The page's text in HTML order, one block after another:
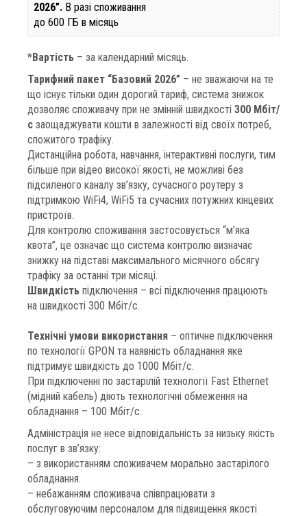
2026”. В разі споживання
до 600 ГБ в місяць
*Вартість – за календарний місяць.
Тарифний пакет “Базовий 2026” – не зважаючи на те
що існує тільки один дорогий тариф, система знижок
дозволяє споживачу при не змінній швидкості 300 Мбіт/
с заощаджувати кошти в залежності від своїх потреб,
спожитого трафіку.
Дистанційна робота, навчання, інтерактивні послуги, тим
більше при відео високої якості, не можливі без
підсиленого каналу зв’язку, сучасного роутеру з
підтримкою WiFi4, WiFi5 та сучасних потужних кінцевих
пристроїв.
Для контролю споживання застосовується “м’яка
квота”, це означає що система контролю визначає
знижку на підставі максимального місячного обсягу
трафіку за останні три місяці.
Швидкість підключення – всі підключення працюють
на швидкості 300 Мбіт/с.
Технічні умови використання – оптичне підключення
по технології GPON та наявність обладнання яке
підтримує швидкість до 1000 Мбіт/с.
При підключенні по застарілій технології Fast Ethernet
(мідний кабель) діють технологічні обмеження на
обладнання – 100 Мбіт/с.
Адміністрація не несе відповідальність за низьку якість
послуг в зв’язку:
– з використанням споживачем морально застарілого
обладнання.
– небажанням споживача співпрацювати з
обслуговуючим персоналом для підвищення якості